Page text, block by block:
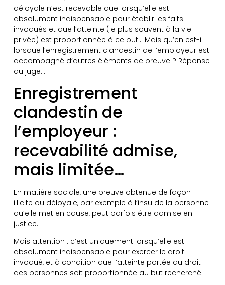
déloyale n’est recevable que lorsqu’elle est
absolument indispensable pour établir les faits
invoqués et que l’atteinte (le plus souvent à la vie
privée) est proportionnée à ce but… Mais qu’en est-il
lorsque l’enregistrement clandestin de l’employeur est
accompagné d’autres éléments de preuve ? Réponse
du juge…
Enregistrement
clandestin de
l’employeur :
recevabilité admise,
mais limitée…
En matière sociale, une preuve obtenue de façon
illicite ou déloyale, par exemple à l’insu de la personne
qu’elle met en cause, peut parfois être admise en
justice.
Mais attention : c’est uniquement lorsqu’elle est
absolument indispensable pour exercer le droit
invoqué, et à condition que l’atteinte portée au droit
des personnes soit proportionnée au but recherché.